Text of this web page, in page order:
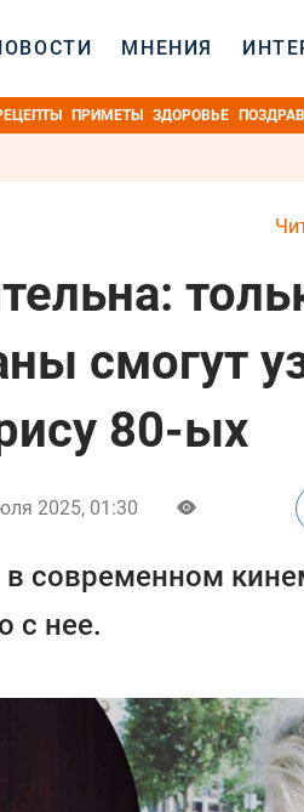
МНЕНИЯ
ПРИМЕТЫ ЗДОРОВЬЕ
смогут
80-ых
2025, 01:30
современном
с нее.